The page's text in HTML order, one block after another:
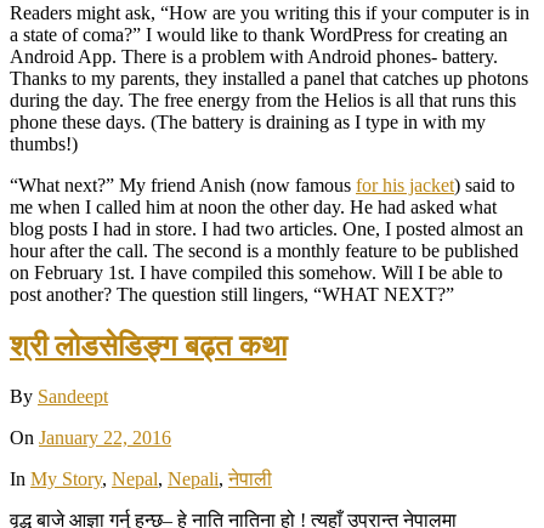
Readers might ask, “How are you writing this if your computer is in
a state of coma?” I would like to thank WordPress for creating an
Android App. There is a problem with Android phones- battery.
Thanks to my parents, they installed a panel that catches up photons
during the day. The free energy from the Helios is all that runs this
phone these days. (The battery is draining as I type in with my
thumbs!)
“What next?” My friend Anish (now famous for his jacket) said to
me when I called him at noon the other day. He had asked what
blog posts I had in store. I had two articles. One, I posted almost an
hour after the call. The second is a monthly feature to be published
on February 1st. I have compiled this somehow. Will I be able to
post another? The question still lingers, “WHAT NEXT?”
श्री लोडसेडिङ्ग बढ्त कथा
By Sandeept
On January 22, 2016
In My Story, Nepal, Nepali,नेपाली
वृद्ध बाजे आज्ञा गर्नु हुन्छ– हे नाति नातिना हो ! त्यहाँ उप्रान्त नेपालमा